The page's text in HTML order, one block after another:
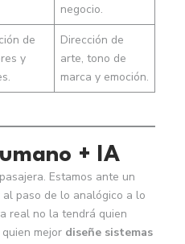
negocio.
de
y
Dirección de
arte, tono de
marca y emoción.
+ IA
Estamos ante un
paso de lo analógico a lo
real no la tendrá quien
mejor diseñe sistemas